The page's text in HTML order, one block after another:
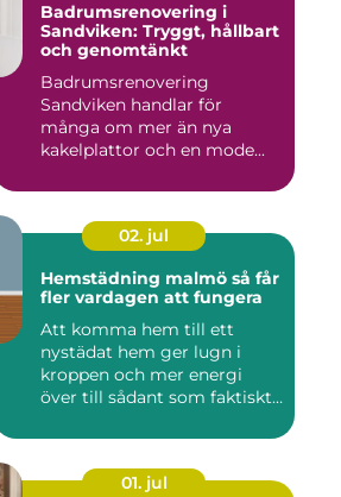
Badrumsrenovering i
Sandviken: Tryggt, hållbart
och genomtänkt
Badrumsrenovering
Sandviken handlar för
många om mer än nya
kakelplattor och en mode...
02. jul
Hemstädning malmö så får
fler vardagen att fungera
Att komma hem till ett
nystädat hem ger lugn i
kroppen och mer energi
över till sådant som faktiskt
01. jul